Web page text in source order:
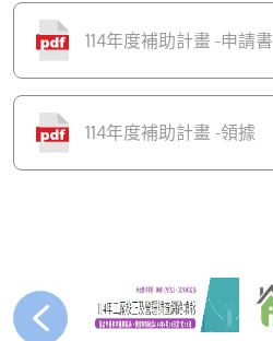
114年度補助計畫 -申請書
114年度補助計畫 -領據